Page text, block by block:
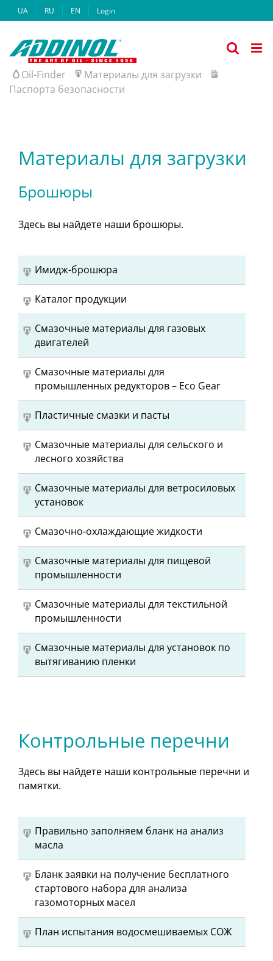
to
UA RU EN Login
Oil-Finder
Материалы для загрузки
Паспорта безопасности
Материалы для загрузки
Брошюры
Здесь вы найдете наши брошюры.
Имидж-брошюра
Каталог продукции
Смазочные материалы для газовых
двигателей
Смазочные материалы для
промышленных редукторов – Eco Gear
Пластичные смазки и пасты
Смазочные материалы для сельского и
лесного хозяйства
Смазочные материалы для ветросиловых
установок
Смазочно-охлаждающие жидкости
Смазочные материалы для пищевой
промышленности
Смазочные материалы для текстильной
промышленности
Смазочные материалы для установок по
вытягиванию пленки
Контрольные перечни
Здесь вы найдете наши контрольные перечни и
памятки.
Правильно заполняем бланк на анализ
масла
Бланк заявки на получение бесплатного
стартового набора для анализа
газомоторных масел
План испытания водосмешиваемых СОЖ